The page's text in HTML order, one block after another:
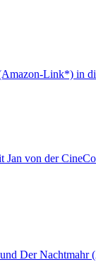
Link*) in
Jan von der
Der